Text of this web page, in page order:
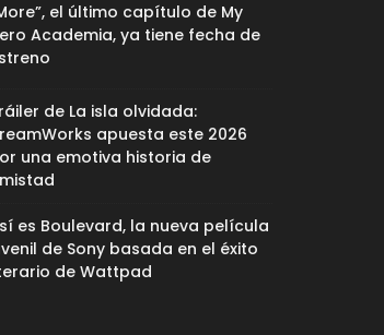
el último capítulo de My
Academia, ya tiene fecha de
de La isla olvidada:
apuesta este 2026
una emotiva historia de
es Boulevard, la nueva película
de Sony basada en el éxito
de Wattpad